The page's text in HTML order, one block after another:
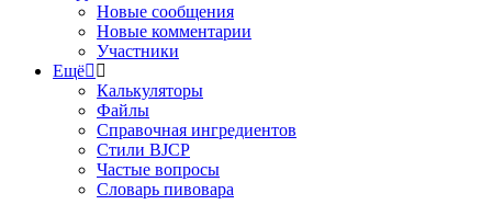
Новые сообщения
Новые комментарии
Участники
Ещё
Калькуляторы
Файлы
Справочная ингредиентов
Стили BJCP
Частые вопросы
Словарь пивовара